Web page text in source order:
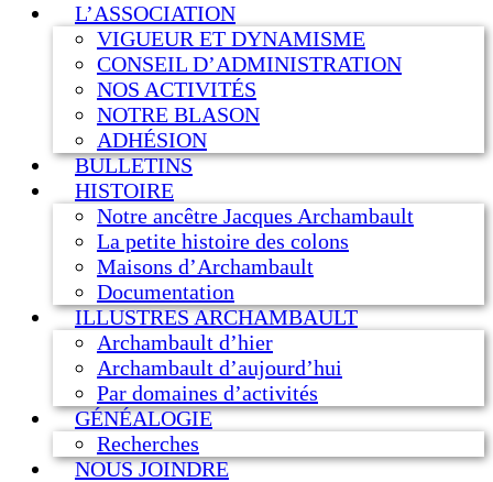
L’ASSOCIATION
VIGUEUR ET DYNAMISME
CONSEIL D’ADMINISTRATION
NOS ACTIVITÉS
NOTRE BLASON
ADHÉSION
BULLETINS
HISTOIRE
Notre ancêtre Jacques Archambault
La petite histoire des colons
Maisons d’Archambault
Documentation
ILLUSTRES ARCHAMBAULT
Archambault d’hier
Archambault d’aujourd’hui
Par domaines d’activités
GÉNÉALOGIE
Recherches
NOUS JOINDRE